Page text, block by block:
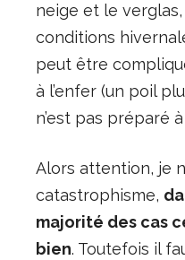
neige et le
conditions
peut être
à l’enfer (un poil
n’est pas préparé
Alors attention, je
catastrophisme,
majorité des cas
bien. Toutefois il